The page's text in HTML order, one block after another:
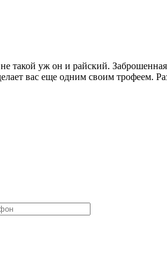
уж он и райский.
вас еще одним своим трофеем.